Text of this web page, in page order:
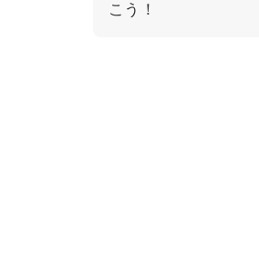
こう！